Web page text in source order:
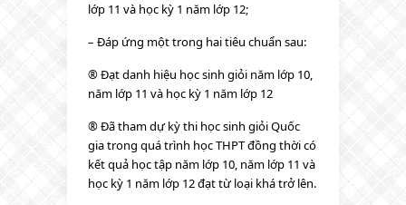
lớp 11 và học kỳ 1 năm lớp 12;
– Đáp ứng một trong hai tiêu chuẩn sau:
® Đạt danh hiệu học sinh giỏi năm lớp 10,
năm lớp 11 và học kỳ 1 năm lớp 12
® Đã tham dự kỳ thi học sinh giỏi Quốc
gia trong quá trình học THPT đồng thời có
kết quả học tập năm lớp 10, năm lớp 11 và
học kỳ 1 năm lớp 12 đạt từ loại khá trở lên.